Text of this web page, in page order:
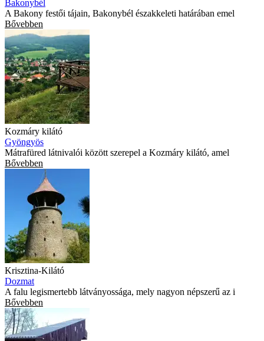
Bakonybél
A Bakony festői tájain, Bakonybél északkeleti határában emel
Bővebben
Kozmáry kilátó
Gyöngyös
Mátrafüred látnivalói között szerepel a Kozmáry kilátó, amel
Bővebben
Krisztina-Kilátó
Dozmat
A falu legismertebb látványossága, mely nagyon népszerű az i
Bővebben